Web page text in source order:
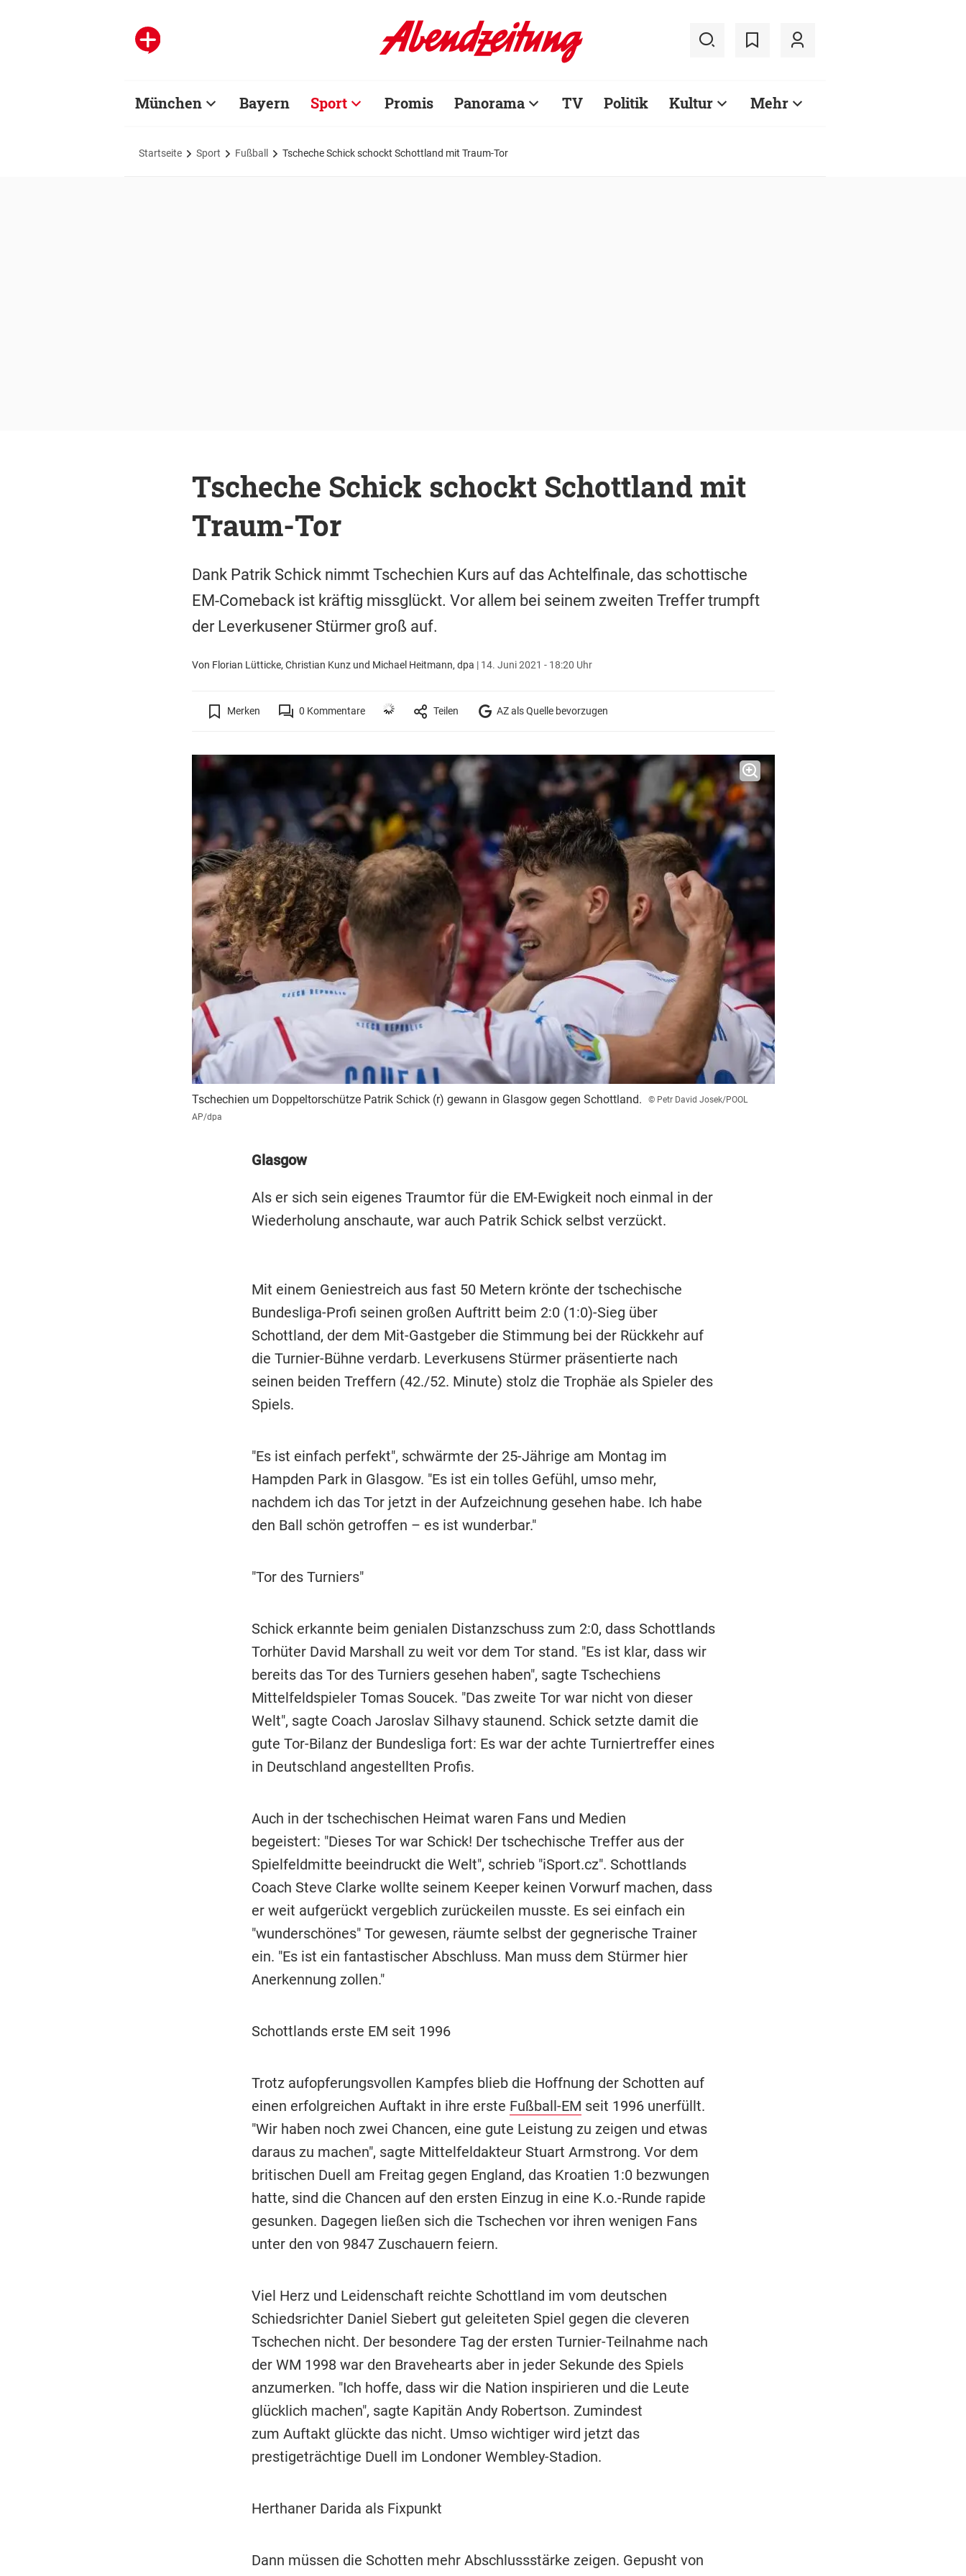
München Bayern Sport Promis Panorama TV Politik Kultur Mehr
Startseite Sport Fußball Tscheche Schick schockt Schottland mit Traum-Tor
Tscheche Schick schockt Schottland mit
Traum-Tor
Dank Patrik Schick nimmt Tschechien Kurs auf das Achtelfinale, das schottische
EM-Comeback ist kräftig missglückt. Vor allem bei seinem zweiten Treffer trumpft
der Leverkusener Stürmer groß auf.
Von Florian Lütticke, Christian Kunz und Michael Heitmann, dpa | 14. Juni 2021 - 18:20 Uhr
Merken 0 Kommentare Teilen AZ als Quelle bevorzugen
Tschechien um Doppeltorschütze Patrik Schick (r) gewann in Glasgow gegen Schottland.
© Petr David Josek/POOL
AP/dpa
Glasgow
Als er sich sein eigenes Traumtor für die EM-Ewigkeit noch einmal in der
Wiederholung anschaute, war auch Patrik Schick selbst verzückt.
Mit einem Geniestreich aus fast 50 Metern krönte der tschechische
Bundesliga-Profi seinen großen Auftritt beim 2:0 (1:0)-Sieg über
Schottland, der dem Mit-Gastgeber die Stimmung bei der Rückkehr auf
die Turnier-Bühne verdarb. Leverkusens Stürmer präsentierte nach
seinen beiden Treffern (42./52. Minute) stolz die Trophäe als Spieler des
Spiels.
"Es ist einfach perfekt", schwärmte der 25-Jährige am Montag im
Hampden Park in Glasgow. "Es ist ein tolles Gefühl, umso mehr,
nachdem ich das Tor jetzt in der Aufzeichnung gesehen habe. Ich habe
den Ball schön getroffen – es ist wunderbar."
"Tor des Turniers"
Schick erkannte beim genialen Distanzschuss zum 2:0, dass Schottlands
Torhüter David Marshall zu weit vor dem Tor stand. "Es ist klar, dass wir
bereits das Tor des Turniers gesehen haben", sagte Tschechiens
Mittelfeldspieler Tomas Soucek. "Das zweite Tor war nicht von dieser
Welt", sagte Coach Jaroslav Silhavy staunend. Schick setzte damit die
gute Tor-Bilanz der Bundesliga fort: Es war der achte Turniertreffer eines
in Deutschland angestellten Profis.
Auch in der tschechischen Heimat waren Fans und Medien
begeistert: "Dieses Tor war Schick! Der tschechische Treffer aus der
Spielfeldmitte beeindruckt die Welt", schrieb "iSport.cz". Schottlands
Coach Steve Clarke wollte seinem Keeper keinen Vorwurf machen, dass
er weit aufgerückt vergeblich zurückeilen musste. Es sei einfach ein
"wunderschönes" Tor gewesen, räumte selbst der gegnerische Trainer
ein. "Es ist ein fantastischer Abschluss. Man muss dem Stürmer hier
Anerkennung zollen."
Schottlands erste EM seit 1996
Trotz aufopferungsvollen Kampfes blieb die Hoffnung der Schotten auf
einen erfolgreichen Auftakt in ihre erste Fußball-EM seit 1996 unerfüllt.
"Wir haben noch zwei Chancen, eine gute Leistung zu zeigen und etwas
daraus zu machen", sagte Mittelfeldakteur Stuart Armstrong. Vor dem
britischen Duell am Freitag gegen England, das Kroatien 1:0 bezwungen
hatte, sind die Chancen auf den ersten Einzug in eine K.o.-Runde rapide
gesunken. Dagegen ließen sich die Tschechen vor ihren wenigen Fans
unter den von 9847 Zuschauern feiern.
Viel Herz und Leidenschaft reichte Schottland im vom deutschen
Schiedsrichter Daniel Siebert gut geleiteten Spiel gegen die cleveren
Tschechen nicht. Der besondere Tag der ersten Turnier-Teilnahme nach
der WM 1998 war den Bravehearts aber in jeder Sekunde des Spiels
anzumerken. "Ich hoffe, dass wir die Nation inspirieren und die Leute
glücklich machen", sagte Kapitän Andy Robertson. Zumindest
zum Auftakt glückte das nicht. Umso wichtiger wird jetzt das
prestigeträchtige Duell im Londoner Wembley-Stadion.
Herthaner Darida als Fixpunkt
Dann müssen die Schotten mehr Abschlussstärke zeigen. Gepusht von